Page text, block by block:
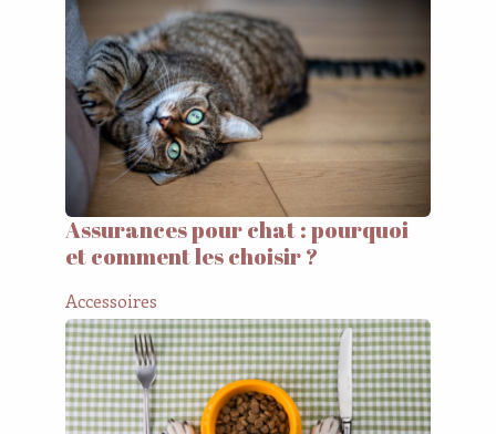
Assurances pour chat : pourquoi
et comment les choisir ?
Accessoires